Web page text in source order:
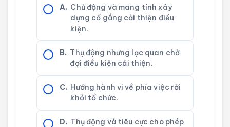
A. Chủ động và mang tính xây
dựng cố gắng cải thiện điều
kiện.
B. Thụ động nhưng lạc quan chờ
đợi điều kiện cải thiện.
C. Hướng hành vi về phía việc rời
khỏi tổ chức.
D. Thụ động và tiêu cực cho phép